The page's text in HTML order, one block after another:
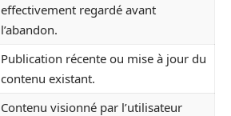
effectivement regardé avant
l’abandon.
Publication récente ou mise à jour du
contenu existant.
Contenu visionné par l’utilisateur